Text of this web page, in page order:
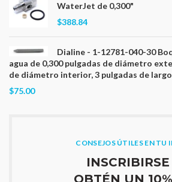
WaterJet de 0,300"
$388.84
Dialine - 1-12781-040-30
agua de 0,300 pulgadas de diámetro
de diámetro interior, 3 pulgadas de largo
$75.00
CONSEJOS ÚTILES EN TU
OBTÉN UN